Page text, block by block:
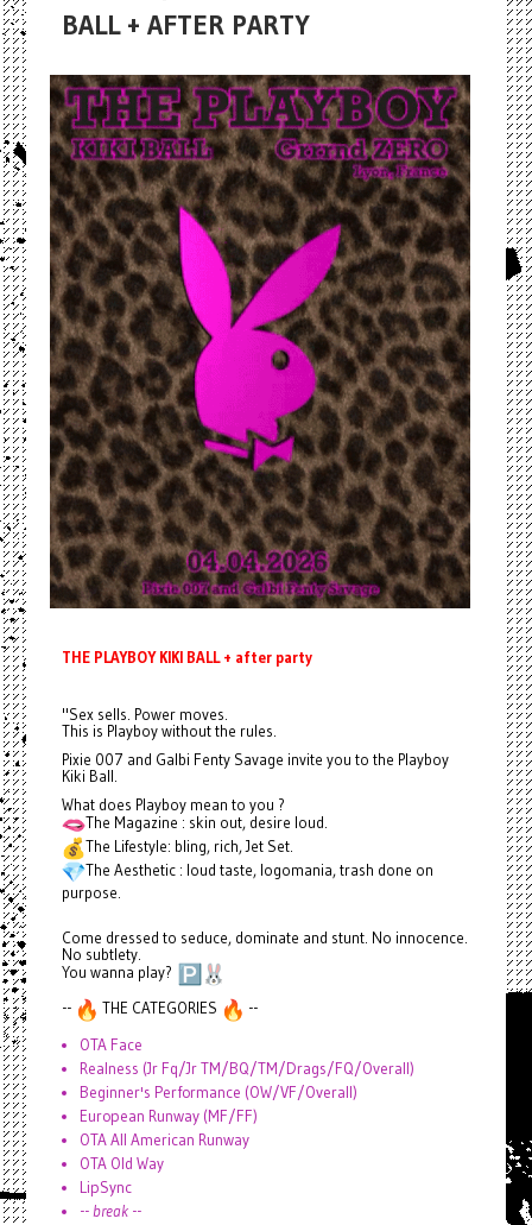
BALL + AFTER PARTY
THE PLAYBOY KIKI BALL + after party
"Sex sells. Power moves.
This is Playboy without the rules.
Pixie 007 and Galbi Fenty Savage invite you to the Playboy
Kiki Ball.
What does Playboy mean to you ?
The Magazine : skin out, desire loud.
The Lifestyle: bling, rich, Jet Set.
The Aesthetic : loud taste, logomania, trash done on
purpose.
Come dressed to seduce, dominate and stunt. No innocence.
No subtlety.
You wanna play?
--
THE CATEGORIES --
OTA Face
Realness (Jr Fq/Jr TM/BQ/TM/Drags/FQ/Overall)
Beginner's Performance (OW/VF/Overall)
European Runway (MF/FF)
OTA All American Runway
OTA Old Way
LipSync
--break--